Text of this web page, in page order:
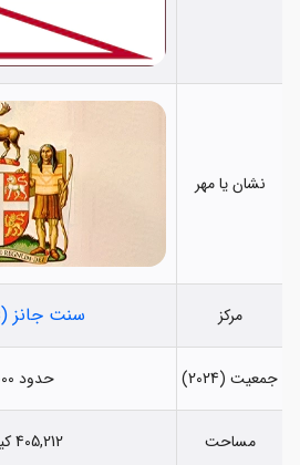
نشان یا مهر
مرکز سنت جانز (St. John's)
جمعیت (2024) حدود 540,000 نفر
مساحت 405,212 کیلومتر مربع